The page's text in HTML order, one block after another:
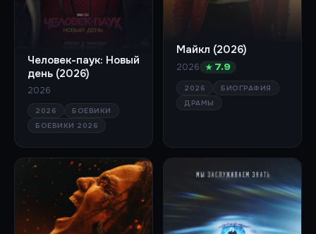
Человек-паук: Новый
день (2026)
2026
2026
БОЕВИКИ
БОЕВИКИ 2026
Майкл (2026)
2026 ★ 7.9
2026
БИОГРАФИЯ
ДРАМЫ